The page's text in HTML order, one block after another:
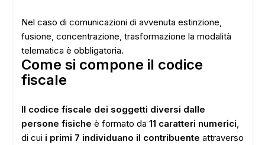
Nel caso di comunicazioni di avvenuta estinzione,
fusione, concentrazione, trasformazione la modalità
telematica è obbligatoria.
Come si compone il codice
fiscale
Il codice fiscale dei soggetti diversi dalle
persone fisiche è formato da 11 caratteri numerici,
di cui i primi 7 individuano il contribuente attraverso